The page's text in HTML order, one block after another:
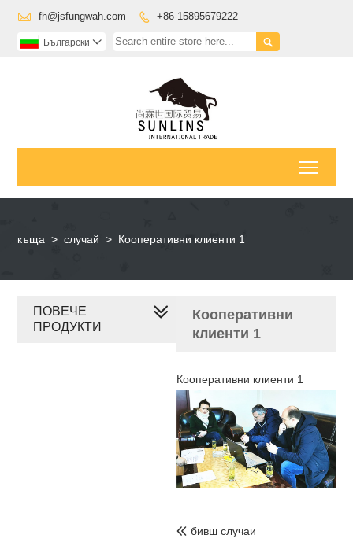
 fh@jsfungwah.com  +86-15895679222

Български 
къща > случай > Кооперативни клиенти 1
Кооперативни
клиенти 1
Кооперативни клиенти 1
 бивш случаи
ПОВЕЧЕ
ПРОДУКТИ